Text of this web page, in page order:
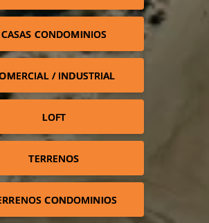
CASAS CONDOMINIOS
/ INDUSTRIAL
LOFT
TERRENOS
CONDOMINIOS